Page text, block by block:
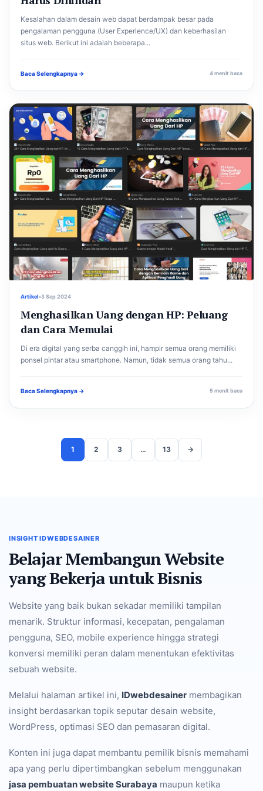
Kesalahan dalam desain web dapat berdampak besar pada
pengalaman pengguna (User Experience/UX) dan keberhasilan
situs web. Berikut ini adalah beberapa...
Baca Selengkapnya → 4 menit baca
Artikel•3 Sep 2024
Menghasilkan Uang dengan HP: Peluang
dan Cara Memulai
Di era digital yang serba canggih ini, hampir semua orang memiliki
ponsel pintar atau smartphone. Namun, tidak semua orang tahu...
Baca Selengkapnya → 5 menit baca
1 2 3 … 13 →
INSIGHT IDWEBDESAINER
Belajar Membangun Website
yang Bekerja untuk Bisnis
Website yang baik bukan sekadar memiliki tampilan
menarik. Struktur informasi, kecepatan, pengalaman
pengguna, SEO, mobile experience hingga strategi
konversi memiliki peran dalam menentukan efektivitas
sebuah website.
Melalui halaman artikel ini, IDwebdesainer membagikan
insight berdasarkan topik seputar desain website,
WordPress, optimasi SEO dan pemasaran digital.
Konten ini juga dapat membantu pemilik bisnis memahami
apa yang perlu dipertimbangkan sebelum menggunakan
jasa pembuatan website Surabaya maupun ketika